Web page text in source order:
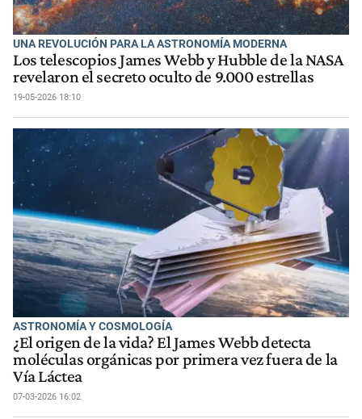
UNA REVOLUCIÓN PARA LA ASTRONOMÍA MODERNA
Los telescopios James Webb y Hubble de la NASA
revelaron el secreto oculto de 9.000 estrellas
19-05-2026 18:10
ASTRONOMÍA Y COSMOLOGÍA
¿El origen de la vida? El James Webb detecta
moléculas orgánicas por primera vez fuera de la
Vía Láctea
07-03-2026 16:02